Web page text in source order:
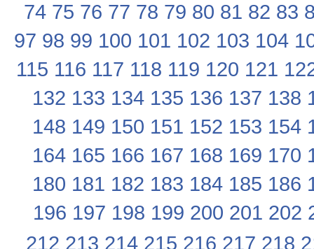
74 75 76 77 78 79 80 81 82 83
97 98 99 100 101 102 103 104
115 116 117 118 119 120 121
132 133 134 135 136 137 138
148 149 150 151 152 153 154
164 165 166 167 168 169 170
180 181 182 183 184 185 186
196 197 198 199 200 201 202
212 213 214 215 216 217 218